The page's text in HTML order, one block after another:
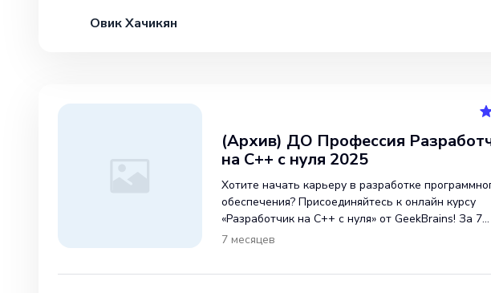
Овик Хачикян
(Архив) ДО Профессия
на C++ с нуля 2025
Хотите начать карьеру в разработке
обеспечения? Присоединяйтесь к онлайн курсу
«Разработчик на C++ с нуля» от GeekBrains! За 7
месяцев обучения вы станете Junior-
7 месяцев